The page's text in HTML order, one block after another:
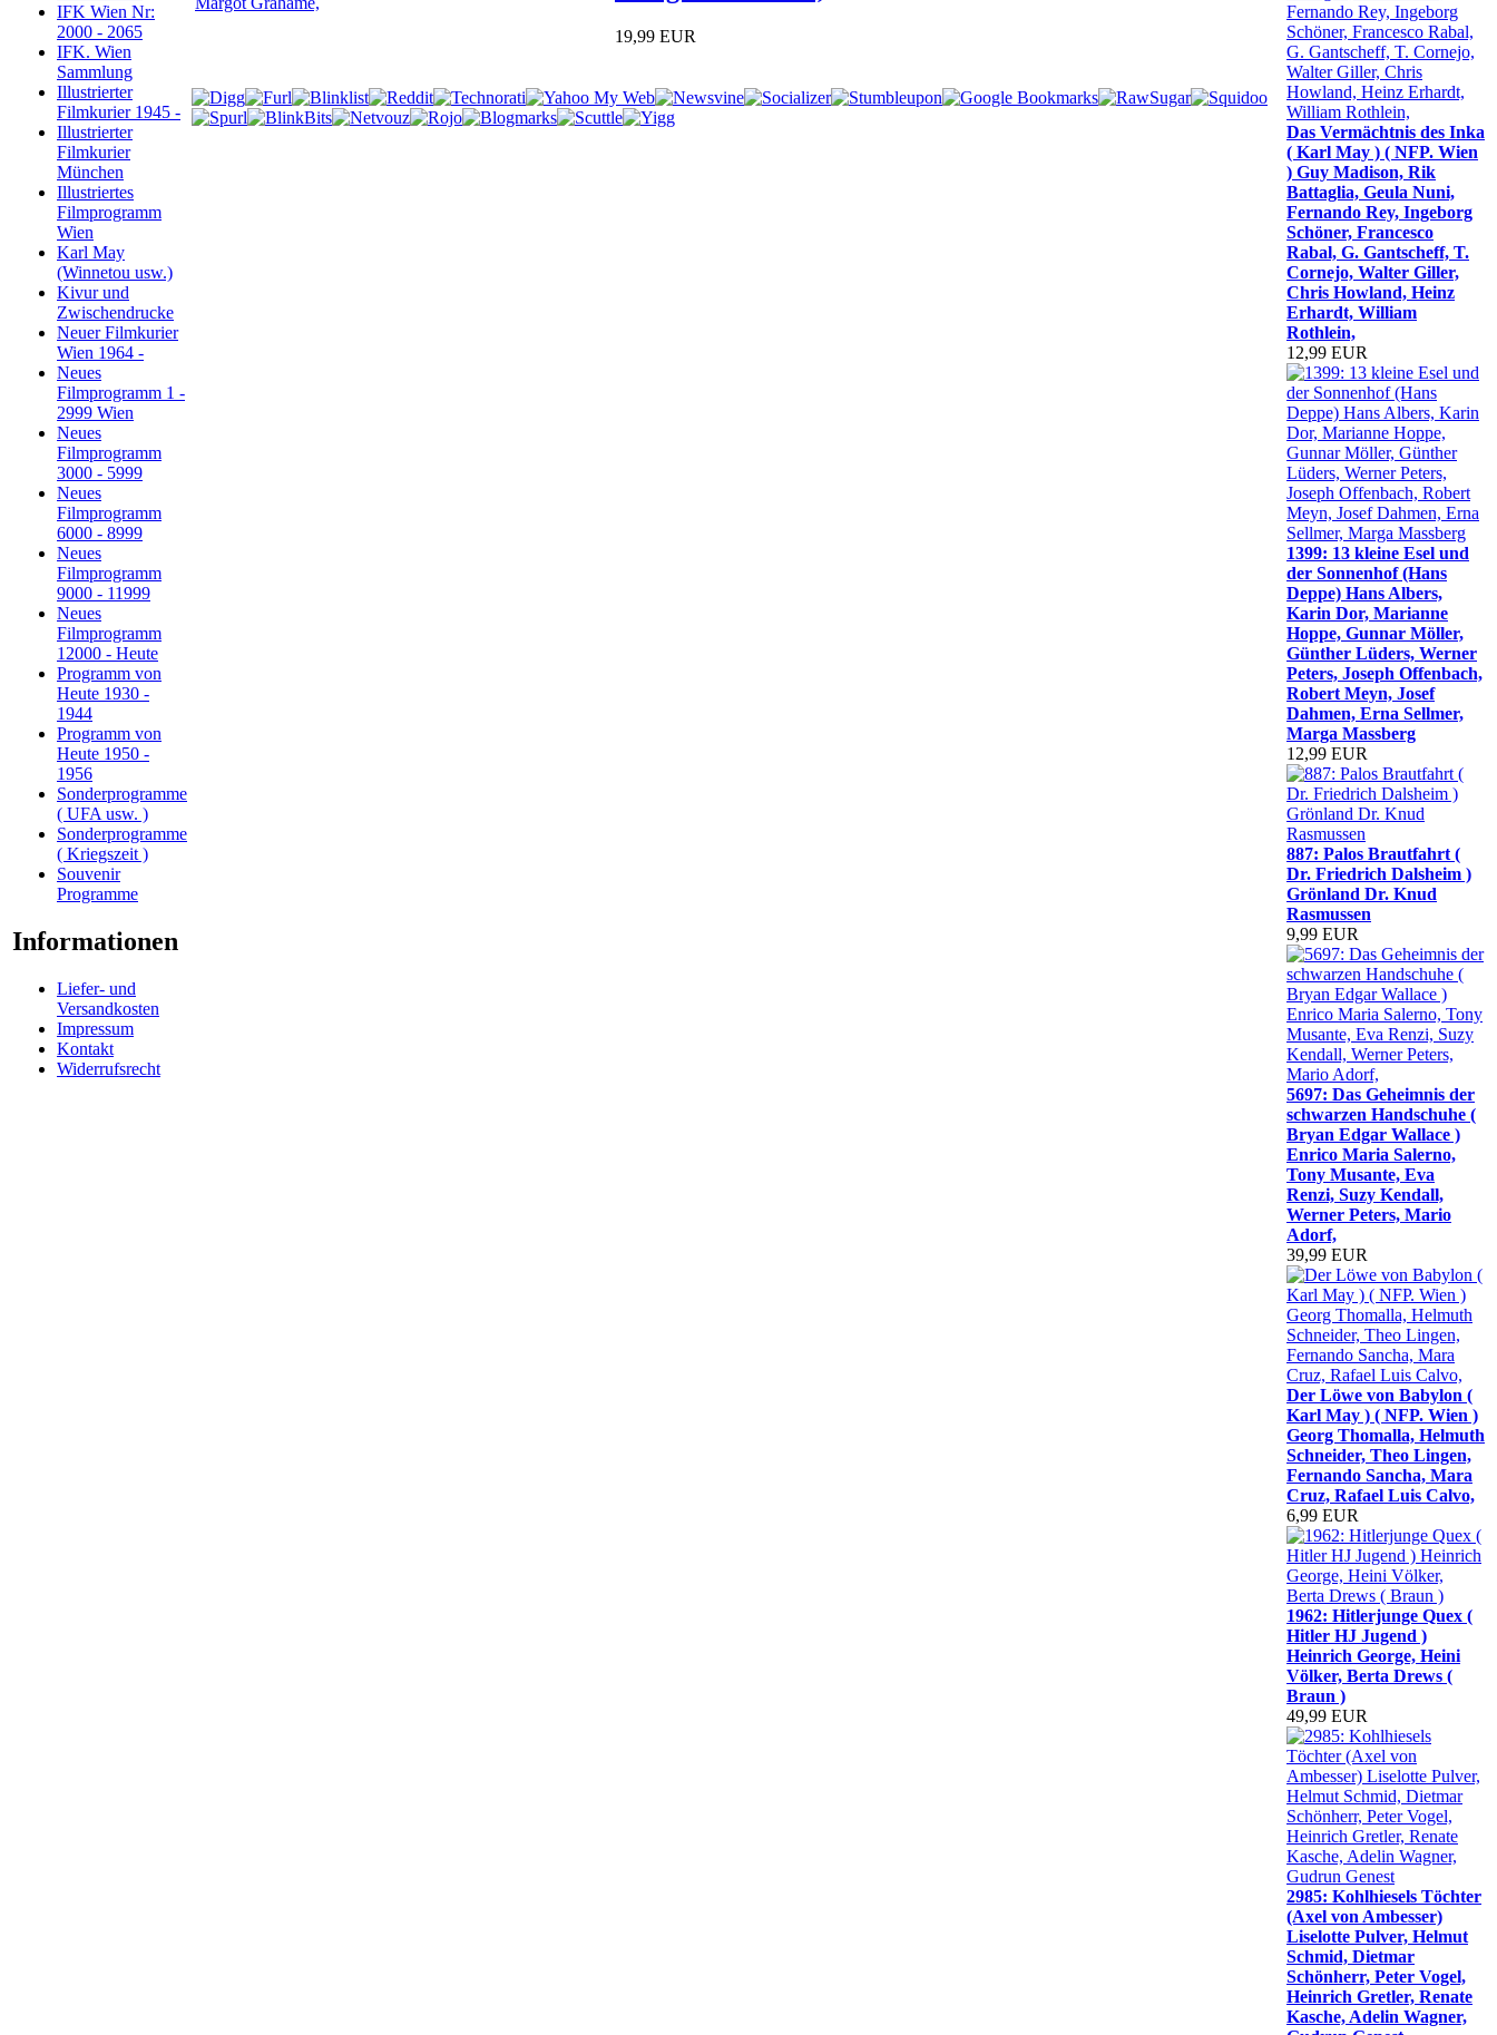
IFK Wien Nr:
2000 - 2065
IFK. Wien
Sammlung
Illustrierter
Filmkurier 1945 -
Illustrierter
Filmkurier
München
Illustriertes
Filmprogramm
Wien
Karl May
(Winnetou usw.)
Kivur und
Zwischendrucke
Neuer Filmkurier
Wien 1964 -
Neues
Filmprogramm 1 -
2999 Wien
Neues
Filmprogramm
3000 - 5999
Neues
Filmprogramm
6000 - 8999
Neues
Filmprogramm
9000 - 11999
Neues
Filmprogramm
12000 - Heute
Programm von
Heute 1930 -
1944
Programm von
Heute 1950 -
1956
Sonderprogramme
( UFA usw. )
Sonderprogramme
( Kriegszeit )
Souvenir
Programme
Informationen
Liefer- und
Versandkosten
Impressum
Kontakt
Widerrufsrecht
19,99 EUR
Das Vermächtnis des Inka
( Karl May ) ( NFP. Wien
) Guy Madison, Rik
Battaglia, Geula Nuni,
Fernando Rey, Ingeborg
Schöner, Francesco
Rabal, G. Gantscheff, T.
Cornejo, Walter Giller,
Chris Howland, Heinz
Erhardt, William
Rothlein,
12,99 EUR
1399: 13 kleine Esel und
der Sonnenhof (Hans
Deppe) Hans Albers,
Karin Dor, Marianne
Hoppe, Gunnar Möller,
Günther Lüders, Werner
Peters, Joseph Offenbach,
Robert Meyn, Josef
Dahmen, Erna Sellmer,
Marga Massberg
12,99 EUR
887: Palos Brautfahrt (
Dr. Friedrich Dalsheim )
Grönland Dr. Knud
Rasmussen
9,99 EUR
5697: Das Geheimnis der
schwarzen Handschuhe (
Bryan Edgar Wallace )
Enrico Maria Salerno,
Tony Musante, Eva
Renzi, Suzy Kendall,
Werner Peters, Mario
Adorf,
39,99 EUR
Der Löwe von Babylon (
Karl May ) ( NFP. Wien )
Georg Thomalla, Helmuth
Schneider, Theo Lingen,
Fernando Sancha, Mara
Cruz, Rafael Luis Calvo,
6,99 EUR
1962: Hitlerjunge Quex (
Hitler HJ Jugend )
Heinrich George, Heini
Völker, Berta Drews (
Braun )
49,99 EUR
2985: Kohlhiesels Töchter
(Axel von Ambesser)
Liselotte Pulver, Helmut
Schmid, Dietmar
Schönherr, Peter Vogel,
Heinrich Gretler, Renate
Kasche, Adelin Wagner,